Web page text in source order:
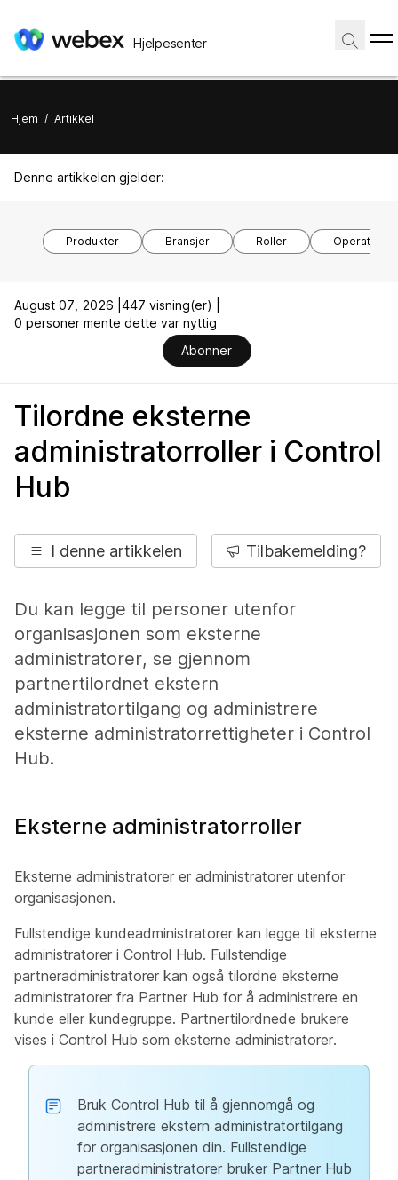
Hjelpesenter
Hjem / Artikkel
Denne artikkelen gjelder:
Produkter Bransjer Roller
August 07, 2026 | 447 visning(er) |
0 personer mente dette var nyttig
Abonner
Tilordne eksterne
administratorroller i Control
Hub
I denne artikkelen Tilbakemelding?
Du kan legge til personer utenfor
organisasjonen som eksterne
administratorer, se gjennom
partnertilordnet ekstern
administratortilgang og administrere
eksterne administratorrettigheter i Control
Hub.
Eksterne administratorroller
Eksterne administratorer er administratorer utenfor
organisasjonen.
Fullstendige kundeadministratorer kan legge til eksterne
administratorer i Control Hub. Fullstendige
partneradministratorer kan også tilordne eksterne
administratorer fra Partner Hub for å administrere en
kunde eller kundegruppe. Partnertilordnede brukere
vises i Control Hub som eksterne administratorer.
Bruk Control Hub til å gjennomgå og
administrere ekstern administratortilgang
for organisasjonen din. Fullstendige
partneradministratorer bruker Partner Hub